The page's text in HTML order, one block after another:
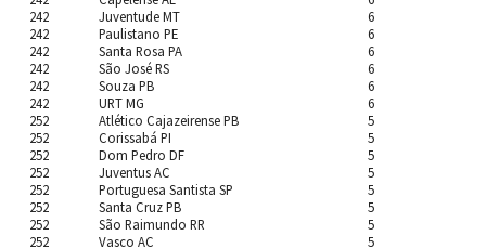
242
242
242
242
242
242
252
252
252
252
252
252
252
252
Juventude MT
Paulistano PE
Santa Rosa PA
São José RS
Souza PB
URT MG
Atlético Cajazeirense PB
Corissabá PI
Dom Pedro DF
Juventus AC
Portuguesa Santista SP
Santa Cruz PB
São Raimundo RR
Vasco AC
6
6
6
6
6
6
5
5
5
5
5
5
5
5